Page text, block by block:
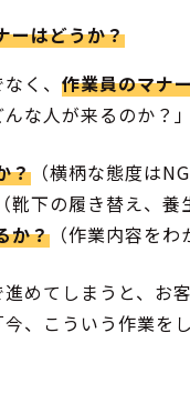
ーはどうか？
く、 作業員のマナ
な人が来るのか？
？ （横柄な態度はNG
（靴下の履き替え、養
か？ （作業内容を
めてしまうと、お
、こういう作業を